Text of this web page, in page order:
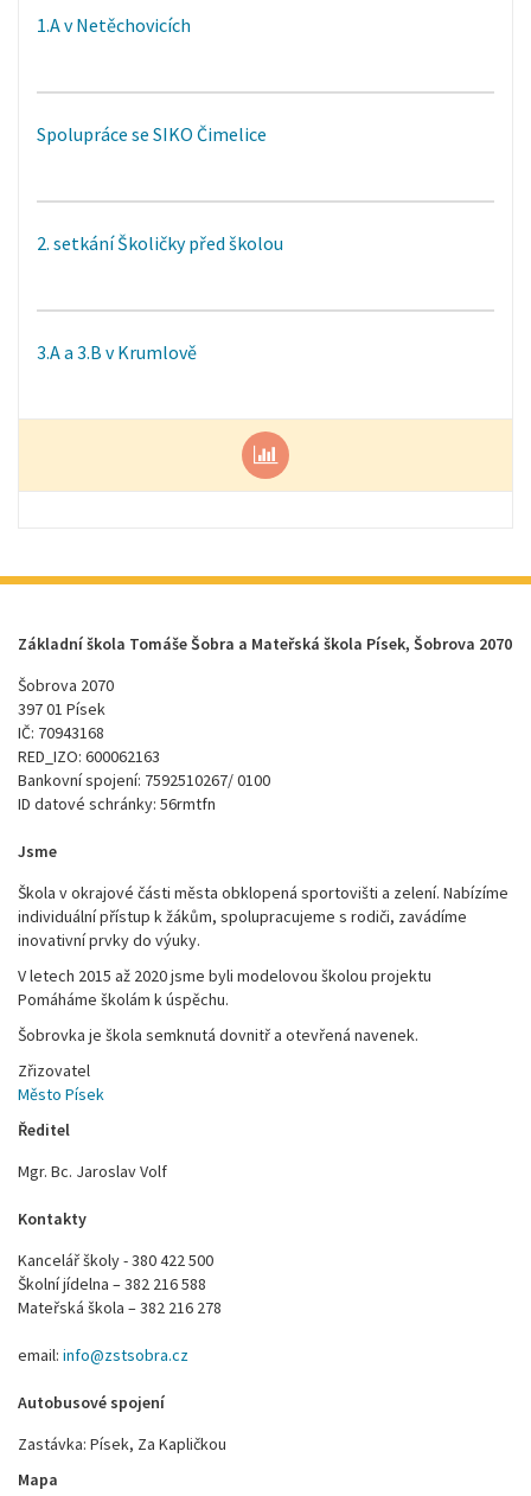
1.A v Netěchovicích
Spolupráce se SIKO Čimelice
2. setkání Školičky před školou
3.A a 3.B v Krumlově
Základní škola Tomáše Šobra a Mateřská škola Písek, Šobrova 2070
Šobrova 2070
397 01 Písek
IČ: 70943168
RED_IZO: 600062163
Bankovní spojení: 7592510267/ 0100
ID datové schránky: 56rmtfn
Jsme
Škola v okrajové části města obklopená sportovišti a zelení. Nabízíme
individuální přístup k žákům, spolupracujeme s rodiči, zavádíme
inovativní prvky do výuky.
V letech 2015 až 2020 jsme byli modelovou školou projektu
Pomáháme školám k úspěchu.
Šobrovka je škola semknutá dovnitř a otevřená navenek.
Zřizovatel
Město Písek
Ředitel
Mgr. Bc. Jaroslav Volf
Kontakty
Kancelář školy - 380 422 500
Školní jídelna – 382 216 588
Mateřská škola – 382 216 278
email: info@zstsobra.cz
Autobusové spojení
Zastávka: Písek, Za Kapličkou
Mapa